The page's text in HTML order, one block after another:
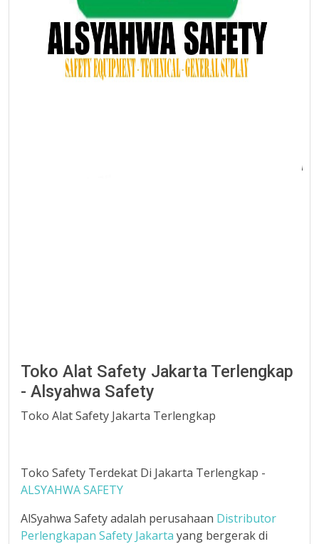
Toko Alat Safety Jakarta Terlengkap
- Alsyahwa Safety
Toko Alat Safety Jakarta Terlengkap
Toko Safety Terdekat Di Jakarta Terlengkap -
ALSYAHWA SAFETY
AlSyahwa Safety adalah perusahaan Distributor
Perlengkapan Safety Jakarta yang bergerak di